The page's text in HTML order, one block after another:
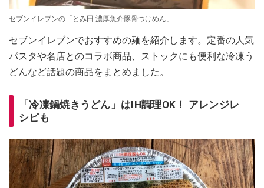
セブンイレブンの「とみ田 濃厚魚介豚骨つけめん」
セブンイレブンでおすすめの麺を紹介します。定番の人気
パスタや名店とのコラボ商品、ストックにも便利な冷凍う
どんなど話題の商品をまとめました。
「冷凍鍋焼きうどん」はIH調理OK！ アレンジレ
シピも